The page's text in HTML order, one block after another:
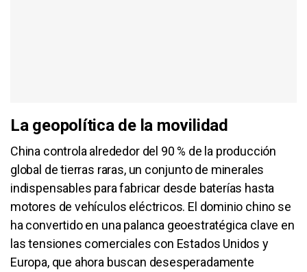
La geopolítica de la movilidad
China controla alrededor del 90 % de la producción
global de tierras raras, un conjunto de minerales
indispensables para fabricar desde baterías hasta
motores de vehículos eléctricos. El dominio chino se
ha convertido en una palanca geoestratégica clave en
las tensiones comerciales con Estados Unidos y
Europa, que ahora buscan desesperadamente